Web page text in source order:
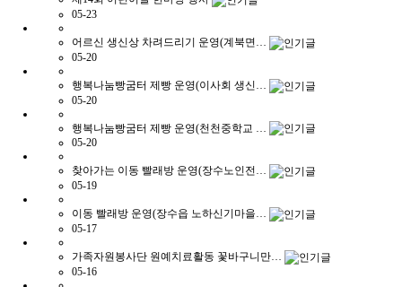
05-23
어르신 생신상 차려드리기 운영(계북면…
05-20
행복나눔빵굼터 제빵 운영(이사회 생신…
05-20
행복나눔빵굼터 제빵 운영(천천중학교 …
05-20
찾아가는 이동 빨래방 운영(장수노인전…
05-19
이동 빨래방 운영(장수읍 노하신기마을…
05-17
가족자원봉사단 원예치료활동 꽃바구니만…
05-16